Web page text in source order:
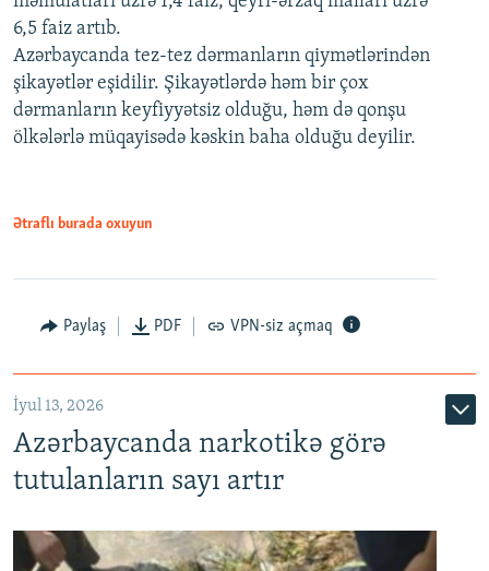
6,5 faiz artıb.
Azərbaycanda tez-tez dərmanların qiymətlərindən
şikayətlər eşidilir. Şikayətlərdə həm bir çox
dərmanların keyfiyyətsiz olduğu, həm də qonşu
ölkələrlə müqayisədə kəskin baha olduğu deyilir.
Ətraflı burada oxuyun
Paylaş PDF VPN-siz açmaq
İyul 13, 2026
Azərbaycanda narkotikə görə
tutulanların sayı artır